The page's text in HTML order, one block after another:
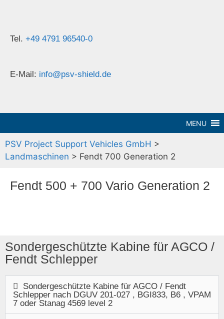
Tel. +49 4791 96540-0
E-Mail: info@psv-shield.de
MENU
PSV Project Support Vehicles GmbH >
Landmaschinen > Fendt 700 Generation 2
Fendt 500 + 700 Vario Generation 2
Sondergeschützte Kabine für AGCO /
Fendt Schlepper
Sondergeschützte Kabine für AGCO / Fendt
Schlepper nach DGUV 201-027 , BGI833, B6 , VPAM
7 oder Stanag 4569 level 2